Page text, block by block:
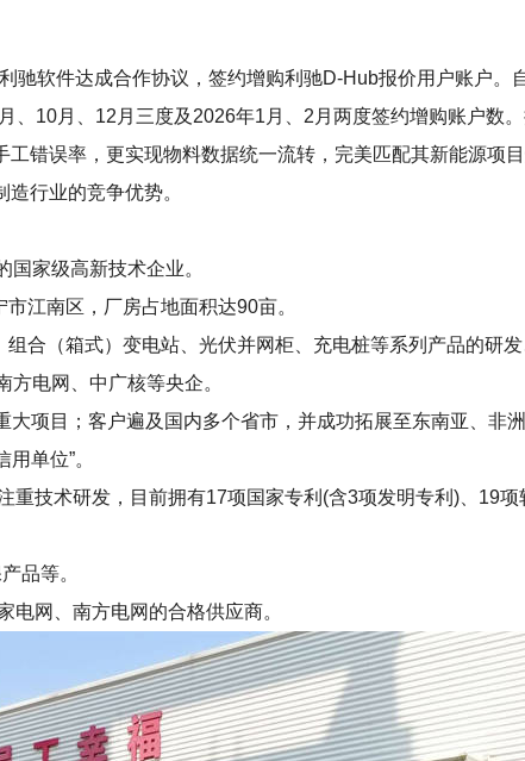
驰软件达成合作协议，签约增购利驰D-Hub报价用户账户
、10月、12月三度及2026年1月、2月两度签约增购账户数
错误率，更实现物料数据统一流转，完美匹配其新能源项
行业的竞争优势。
家级高新技术企业。
江南区，厂房占地面积达90亩。
合（箱式）变电站、光伏并网柜、充电桩等系列产品的研发
方电网、中广核等央企。
项目；客户遍及国内多个省市，并成功拓展至东南亚、非洲
单位”。
重技术研发，目前拥有17项国家专利(含3项发明专利)、19项
品等。
电网、南方电网的合格供应商。